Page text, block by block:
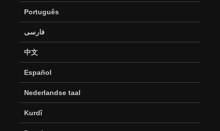
Português
فارسی
中文
Español
Nederlandse taal
Kurdî